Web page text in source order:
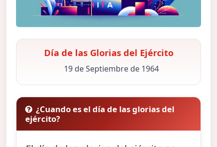
Día de las Glorias del Ejército
19 de Septiembre de 1964
¿Cuando es el día de las glorias del
ejército?